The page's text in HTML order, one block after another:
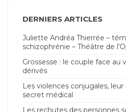
DERNIERS ARTICLES
Juliette Andréa Thierrée –
schizophrénie – Théâtre de
Grossesse : le couple face au
dérivés
Les violences conjugales,
secret médical
Les rechutes des personnes